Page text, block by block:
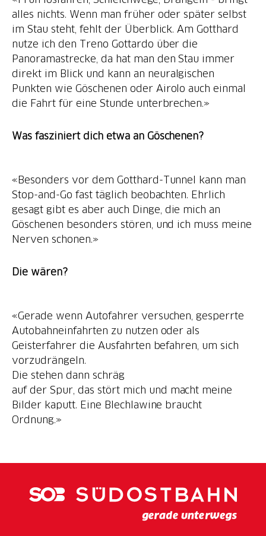
alles nichts. Wenn man früher oder später selbst
im Stau steht, fehlt der Überblick. Am Gotthard
nutze ich den Treno Gottardo über die
Panoramastrecke, da hat man den Stau immer
direkt im Blick und kann an neuralgischen
Punkten wie Göschenen oder Airolo auch einmal
die Fahrt für eine Stunde unterbrechen.»
Was fasziniert dich etwa an Göschenen?
«Besonders vor dem Gotthard-Tunnel kann man
Stop-and-Go fast täglich beobachten. Ehrlich
gesagt gibt es aber auch Dinge, die mich an
Göschenen besonders stören, und ich muss meine
Nerven schonen.»
Die wären?
«Gerade wenn Autofahrer versuchen, gesperrte
Autobahneinfahrten zu nutzen oder als
Geisterfahrer die Ausfahrten befahren, um sich
vorzudrängeln.
Die stehen dann schräg
auf der Spur, das stört mich und macht meine
Bilder kaputt. Eine Blechlawine braucht
Ordnung.»